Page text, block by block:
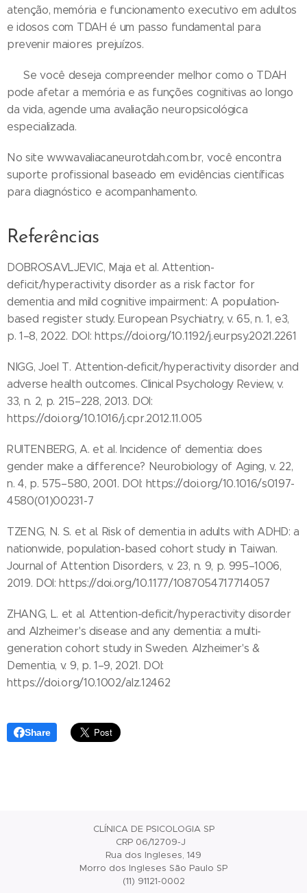
atenção, memória e funcionamento executivo em adultos
e idosos com TDAH é um passo fundamental para
prevenir maiores prejuízos.
👉 Se você deseja compreender melhor como o TDAH
pode afetar a memória e as funções cognitivas ao longo
da vida, agende uma avaliação neuropsicológica
especializada.
No site www.avaliacaneurotdah.com.br, você encontra
suporte profissional baseado em evidências científicas
para diagnóstico e acompanhamento.
Referências
DOBROSAVLJEVIC, Maja et al. Attention-
deficit/hyperactivity disorder as a risk factor for
dementia and mild cognitive impairment: A population-
based register study. European Psychiatry, v. 65, n. 1, e3,
p. 1–8, 2022. DOI: https://doi.org/10.1192/j.eurpsy.2021.2261
NIGG, Joel T. Attention-deficit/hyperactivity disorder and
adverse health outcomes. Clinical Psychology Review, v.
33, n. 2, p. 215–228, 2013. DOI:
https://doi.org/10.1016/j.cpr.2012.11.005
RUITENBERG, A. et al. Incidence of dementia: does
gender make a difference? Neurobiology of Aging, v. 22,
n. 4, p. 575–580, 2001. DOI: https://doi.org/10.1016/s0197-
4580(01)00231-7
TZENG, N. S. et al. Risk of dementia in adults with ADHD: a
nationwide, population-based cohort study in Taiwan.
Journal of Attention Disorders, v. 23, n. 9, p. 995–1006,
2019. DOI: https://doi.org/10.1177/1087054717714057
ZHANG, L. et al. Attention-deficit/hyperactivity disorder
and Alzheimer's disease and any dementia: a multi-
generation cohort study in Sweden. Alzheimer's &
Dementia, v. 9, p. 1–9, 2021. DOI:
https://doi.org/10.1002/alz.12462
Share
CLÍNICA DE PSICOLOGIA SP
CRP 06/12709-J
Rua dos Ingleses, 149
Morro dos Ingleses São Paulo SP
(11) 91121-0002